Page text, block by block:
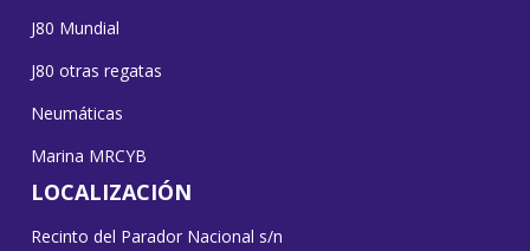
J80 Mundial
J80 otras regatas
Neumáticas
Marina MRCYB
LOCALIZACIÓN
Recinto del Parador Nacional s/n